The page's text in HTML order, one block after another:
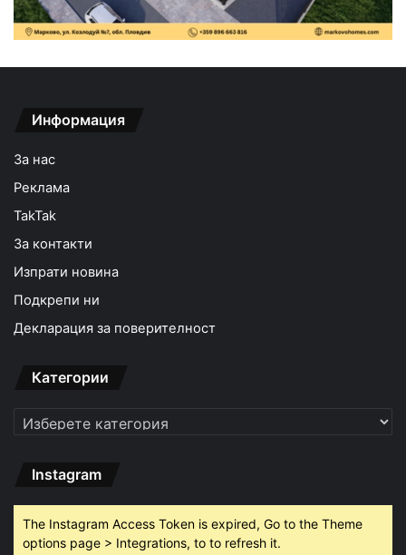
Информация
За нас
Реклама
TakTak
За контакти
Изпрати новина
Подкрепи ни
Декларация за поверителност
Категории
Категории
Instagram
The Instagram Access Token is expired, Go to the Theme
options page > Integrations, to to refresh it.